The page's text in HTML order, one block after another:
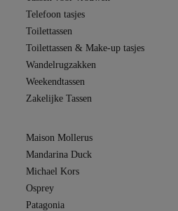
Telefoon tasjes
Toilettassen
Toilettassen & Make-up tasjes
Wandelrugzakken
Weekendtassen
Zakelijke Tassen
Maison Mollerus
Mandarina Duck
Michael Kors
Osprey
Patagonia